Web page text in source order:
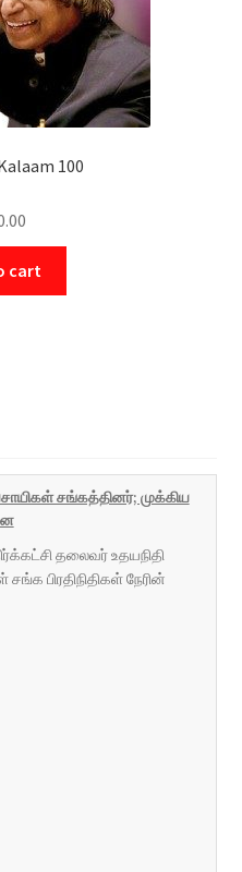
100
cart
சங்கத்தினர்; முக்கிய
தலைவர் உதயநிதி
பிரதிநிதிகள் நேரின்